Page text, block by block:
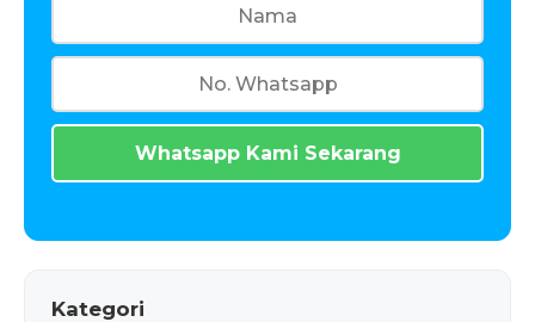
Whatsapp Kami Sekarang
Kategori